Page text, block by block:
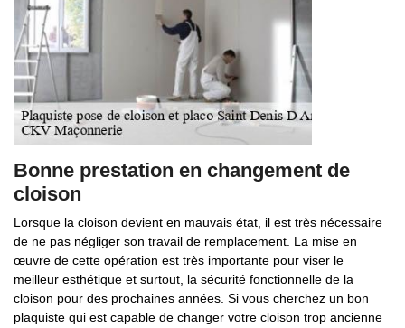
Bonne prestation en changement de
cloison
Lorsque la cloison devient en mauvais état, il est très nécessaire
de ne pas négliger son travail de remplacement. La mise en
œuvre de cette opération est très importante pour viser le
meilleur esthétique et surtout, la sécurité fonctionnelle de la
cloison pour des prochaines années. Si vous cherchez un bon
plaquiste qui est capable de changer votre cloison trop ancienne